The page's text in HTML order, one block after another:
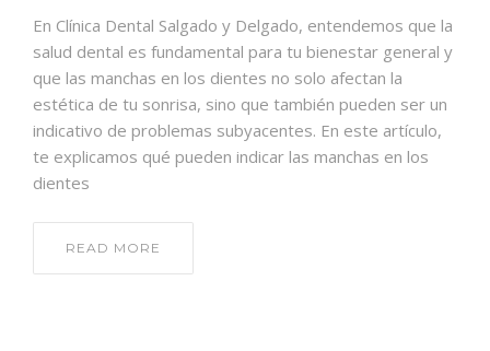
En Clínica Dental Salgado y Delgado, entendemos que la
salud dental es fundamental para tu bienestar general y
que las manchas en los dientes no solo afectan la
estética de tu sonrisa, sino que también pueden ser un
indicativo de problemas subyacentes. En este artículo,
te explicamos qué pueden indicar las manchas en los
dientes
READ MORE